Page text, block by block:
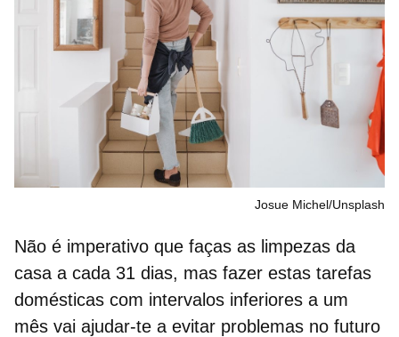
Josue Michel/Unsplash
Não é imperativo que faças as limpezas da
casa a cada 31 dias, mas fazer estas tarefas
domésticas com intervalos inferiores a um
mês vai ajudar-te a evitar problemas no futuro